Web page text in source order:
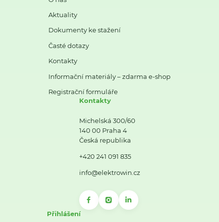
Aktuality
Dokumenty ke stažení
Časté dotazy
Kontakty
Informační materiály – zdarma e-shop
Registrační formuláře
Kontakty
Michelská 300/60
140 00 Praha 4
Česká republika
+420 241 091 835
info@elektrowin.cz
Přihlášení